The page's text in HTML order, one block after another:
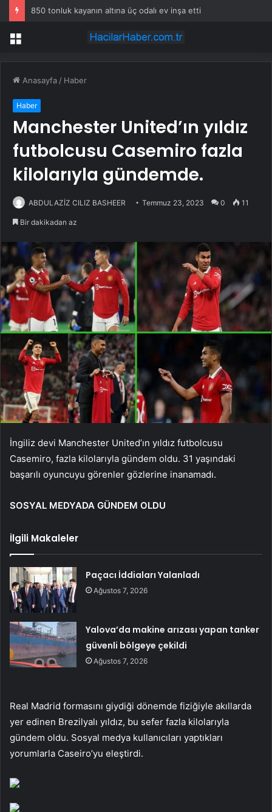
850 tonluk kayanın altına üç odalı ev inşa etti
Menü
Anasayfa / Haber
Haber
Manchester United’ın yıldız
futbolcusu Casemiro fazla
kilolarıyla gündemde.
ABDULAZİZ CILIZ BASHEER Temmuz 23, 2023 0 11
Bir dakikadan az
İngiliz devi Manchester United’ın yıldız futbolcusu
Casemiro, fazla kilolarıyla gündem oldu. 31 yaşındaki
başarılı oyuncuyu görenler gözlerine inanamadı.
SOSYAL MEDYADA GÜNDEM OLDU
İlgili Makaleler
Paçacı İddiaları Yalanladı
Ağustos 7, 2026
Yalova’da makine arızası yapan tanker
güvenli bölgeye çekildi
Ağustos 7, 2026
Real Madrid formasını giydiği dönemde fiziğiyle akıllarda
yer edinen Brezilyalı yıldız, bu sefer fazla kilolarıyla
gündem oldu. Sosyal medya kullanıcıları yaptıkları
yorumlarla Caseiro’yu eleştirdi.